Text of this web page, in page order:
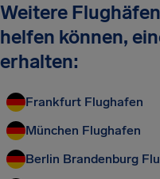
Weitere
helfen können,
erhalten:
Frankfurt Flughafen
München Flughafen
Berlin Brandenburg